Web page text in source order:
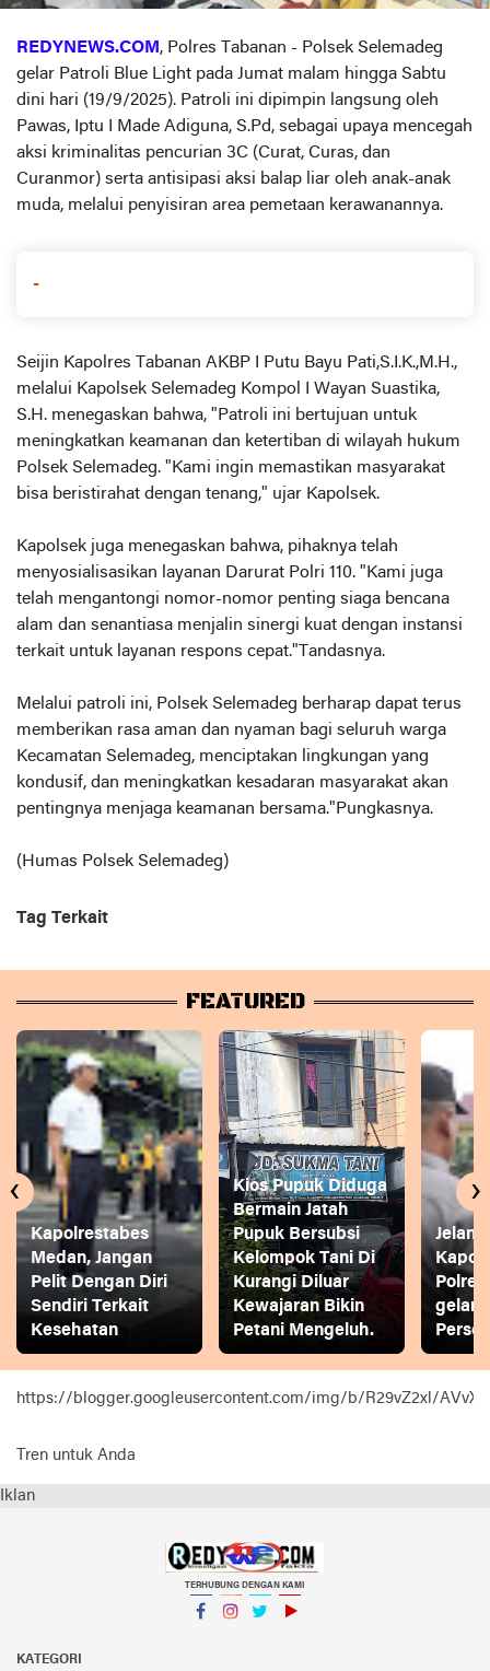
REDYNEWS.COM , Polres Tabanan - Polsek Selemadeg
gelar Patroli Blue Light pada Jumat malam hingga Sabtu
dini hari (19/9/2025). Patroli ini dipimpin langsung oleh
Pawas, Iptu I Made Adiguna, S.Pd, sebagai upaya mencegah
aksi kriminalitas pencurian 3C (Curat, Curas, dan
Curanmor) serta antisipasi aksi balap liar oleh anak-anak
muda, melalui penyisiran area pemetaan kerawanannya.
-
Seijin Kapolres Tabanan AKBP I Putu Bayu Pati,S.I.K.,M.H.,
melalui Kapolsek Selemadeg Kompol I Wayan Suastika,
S.H. menegaskan bahwa, "Patroli ini bertujuan untuk
meningkatkan keamanan dan ketertiban di wilayah hukum
Polsek Selemadeg. "Kami ingin memastikan masyarakat
bisa beristirahat dengan tenang," ujar Kapolsek.
Kapolsek juga menegaskan bahwa, pihaknya telah
menyosialisasikan layanan Darurat Polri 110. "Kami juga
telah mengantongi nomor-nomor penting siaga bencana
alam dan senantiasa menjalin sinergi kuat dengan instansi
terkait untuk layanan respons cepat."Tandasnya.
Melalui patroli ini, Polsek Selemadeg berharap dapat terus
memberikan rasa aman dan nyaman bagi seluruh warga
Kecamatan Selemadeg, menciptakan lingkungan yang
kondusif, dan meningkatkan kesadaran masyarakat akan
pentingnya menjaga keamanan bersama."Pungkasnya.
(Humas Polsek Selemadeg)
Tag Terkait
FEATURED
Kapolrestabes
Medan, Jangan
Pelit Dengan Diri
Sendiri Terkait
Kesehatan
Kios Pupuk Diduga
Bermain Jatah
Pupuk Bersubsi
Kelompok Tani Di
Kurangi Diluar
Kewajaran Bikin
Petani Mengeluh.
gelar
‹ ›
https://blogger.googleusercontent.com/img/b/R29vZ2xl/
Tren untuk Anda
Iklan
TERHUBUNG DENGAN KAMI
KATEGORI